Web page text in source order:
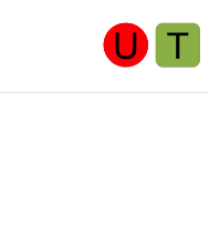
principal
navigation